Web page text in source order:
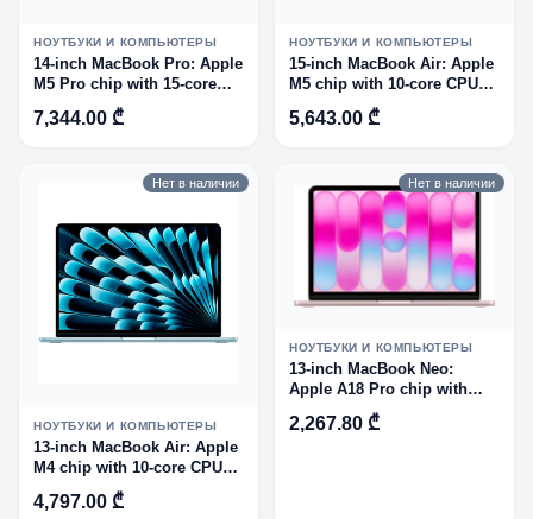
НОУТБУКИ И КОМПЬЮТЕРЫ
14-inch MacBook Pro: Apple
M5 Pro chip with 15‑core
CPU and 16‑core GPU,
24GB, 1TB SSD - Space
7,344.00 ₾
НОУТБУКИ И КОМПЬЮТЕРЫ
15-inch MacBook Air: Apple
M5 chip with 10‑core CPU
and 10‑core GPU, 24GB, 1TB
SSD - Silver
5,643.00 ₾
Нет в наличии
НОУТБУКИ И КОМПЬЮТЕРЫ
13-inch MacBook Air: Apple
M4 chip with 10-core CPU
and 10-core GPU, 24GB,
512GB SSD - Sky
4,797.00 ₾
Нет в наличии
НОУТБУКИ И КОМПЬЮТЕРЫ
13-inch MacBook Neo:
Apple A18 Pro chip with
6‑core CPU and 5‑core GPU,
8GB, 256GB SSD - Blush
2,267.80 ₾